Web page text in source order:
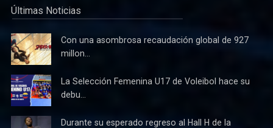
Últimas Noticias
Con una asombrosa recaudación global de 927
millon...
La Selección Femenina U17 de Voleibol hace su
debu...
Durante su esperado regreso al Hall H de la